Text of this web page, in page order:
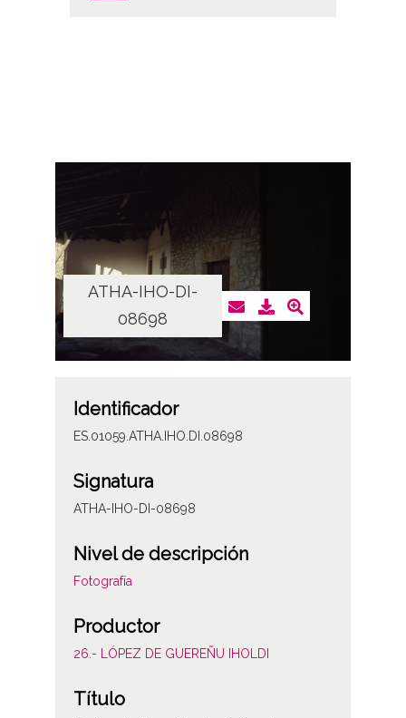
ATHA-IHO-DI-
08698
Identificador
ES.01059.ATHA.IHO.DI.08698
Signatura
ATHA-IHO-DI-08698
Nivel de descripción
Fotografía
Productor
26.- LÓPEZ DE GUEREÑU IHOLDI
Título